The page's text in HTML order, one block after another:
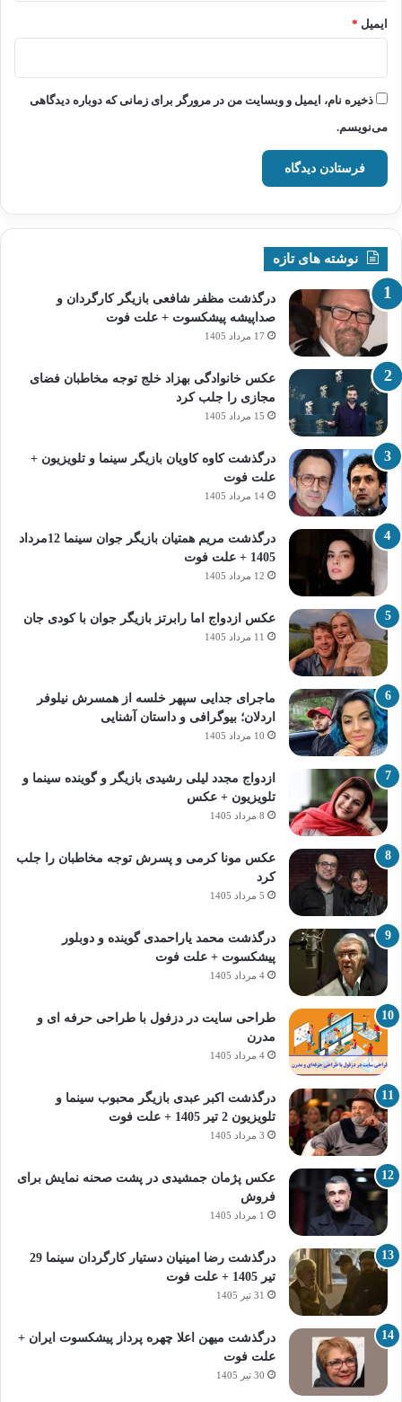
ایمیل *
ذخیره نام، ایمیل و وبسایت من در مرورگر برای زمانی که دوباره دیدگاهی
می‌نویسم.
نوشته های تازه
درگذشت مظفر شافعی بازیگر کارگردان و
صداپیشه پیشکسوت + علت فوت
17 مرداد 1405
عکس خانوادگی بهزاد خلج توجه مخاطبان فضای
مجازی را جلب کرد
15 مرداد 1405
درگذشت کاوه کاویان بازیگر سینما و تلویزیون +
علت فوت
14 مرداد 1405
درگذشت مریم همتیان بازیگر جوان سینما 12مرداد
1405 + علت فوت
12 مرداد 1405
عکس ازدواج اما رابرتز بازیگر جوان با کودی جان
11 مرداد 1405
ماجرای جدایی سپهر خلسه از همسرش نیلوفر
اردلان؛ بیوگرافی و داستان آشنایی
10 مرداد 1405
ازدواج مجدد لیلی رشیدی بازیگر و گوینده سینما و
تلویزیون + عکس
8 مرداد 1405
عکس مونا کرمی و پسرش توجه مخاطبان را جلب
کرد
5 مرداد 1405
درگذشت محمد یاراحمدی گوینده و دوبلور
پیشکسوت + علت فوت
4 مرداد 1405
طراحی سایت در دزفول با طراحی حرفه‌ ای و
مدرن
4 مرداد 1405
درگذشت اکبر عبدی بازیگر محبوب سینما و
تلویزیون 2 تیر 1405 + علت فوت
3 مرداد 1405
عکس پژمان جمشیدی در پشت صحنه نمایش برای
فروش
1 مرداد 1405
درگذشت رضا امینیان دستیار کارگردان سینما 29
تیر 1405 + علت فوت
31 تیر 1405
درگذشت میهن اعلا چهره پرداز پیشکسوت ایران +
علت فوت
30 تیر 1405